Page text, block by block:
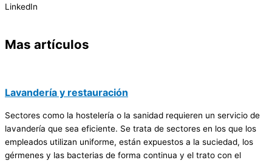
LinkedIn
Mas artículos
Lavandería y restauración
Sectores como la hostelería o la sanidad requieren un servicio de
lavandería que sea eficiente. Se trata de sectores en los que los
empleados utilizan uniforme, están expuestos a la suciedad, los
gérmenes y las bacterias de forma continua y el trato con el